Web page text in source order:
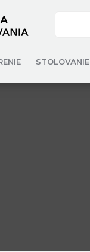
STOLOVANIE